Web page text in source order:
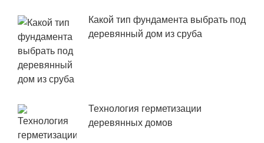
Какой тип фундамента выбрать под
деревянный дом из сруба
Технология герметизации
деревянных домов